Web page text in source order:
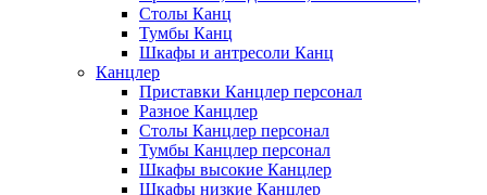
Столы Канц
Тумбы Канц
Шкафы и антресоли Канц
Канцлер
Приставки Канцлер персонал
Разное Канцлер
Столы Канцлер персонал
Тумбы Канцлер персонал
Шкафы высокие Канцлер
Шкафы низкие Канцлер